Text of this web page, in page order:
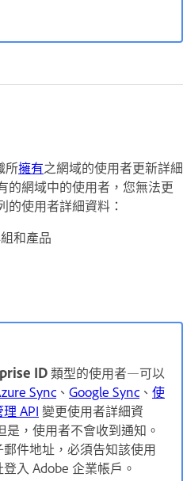
所擁有之網域的使用者更新詳細
的網域中的使用者，您無法更
使用者詳細資料：
和產品
ID類型的使用者—可以
Sync 、 Google Sync 、 使
API 變更使用者詳細資
，使用者不會收到通知。
件地址 ，必須告知該使用
入 Adobe 企業帳戶。